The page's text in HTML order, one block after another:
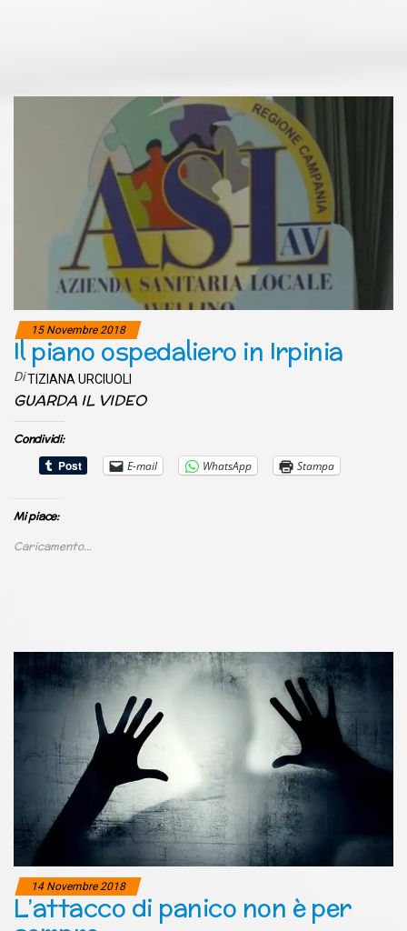
15 Novembre 2018
Il piano ospedaliero in Irpinia
DiTIZIANA URCIUOLI
GUARDA IL VIDEO
Condividi:
E-mail
WhatsApp Stampa
Mi piace:
Caricamento...
14 Novembre 2018
L’attacco di panico non è per